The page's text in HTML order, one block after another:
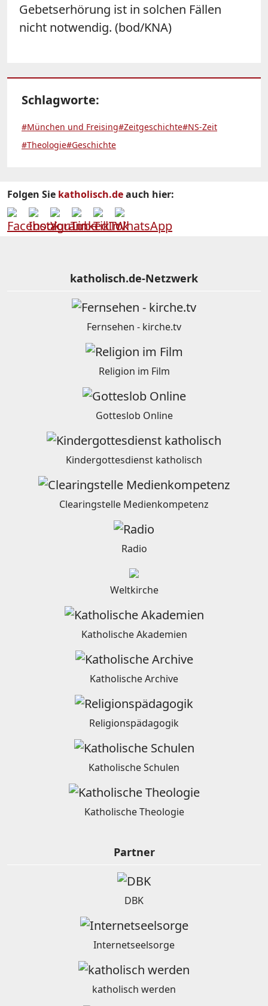
Gebetserhörung ist in solchen Fällen
nicht notwendig. (bod/KNA)
Schlagworte:
#München und Freising#Zeitgeschichte#NS-Zeit
#Theologie#Geschichte
Folgen Sie katholisch.deauch hier:
katholisch.de-Netzwerk
Fernsehen - kirche.tv
Religion im Film
Gotteslob Online
Kindergottesdienst katholisch
Clearingstelle Medienkompetenz
Radio
Weltkirche
Katholische Akademien
Katholische Archive
Religionspädagogik
Katholische Schulen
Katholische Theologie
Partner
DBK
Internetseelsorge
katholisch werden